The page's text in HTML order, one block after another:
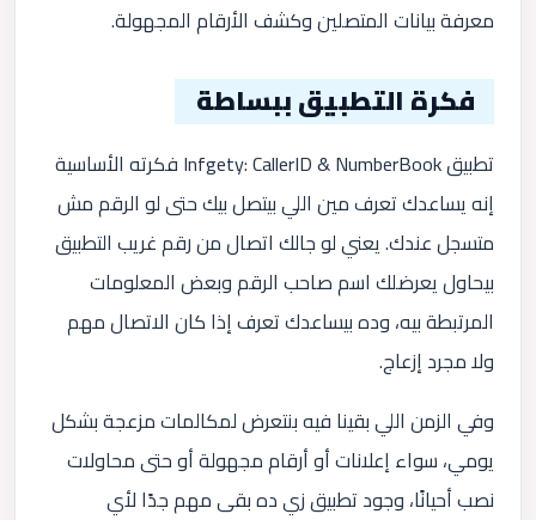
معرفة بيانات المتصلين وكشف الأرقام المجهولة.
فكرة التطبيق ببساطة
تطبيق Infgety: CallerID & NumberBook فكرته الأساسية
إنه يساعدك تعرف مين اللي بيتصل بيك حتى لو الرقم مش
متسجل عندك. يعني لو جالك اتصال من رقم غريب التطبيق
بيحاول يعرضلك اسم صاحب الرقم وبعض المعلومات
المرتبطة بيه، وده بيساعدك تعرف إذا كان الاتصال مهم
ولا مجرد إزعاج.
وفي الزمن اللي بقينا فيه بنتعرض لمكالمات مزعجة بشكل
يومي، سواء إعلانات أو أرقام مجهولة أو حتى محاولات
نصب أحيانًا، وجود تطبيق زي ده بقى مهم جدًا لأي